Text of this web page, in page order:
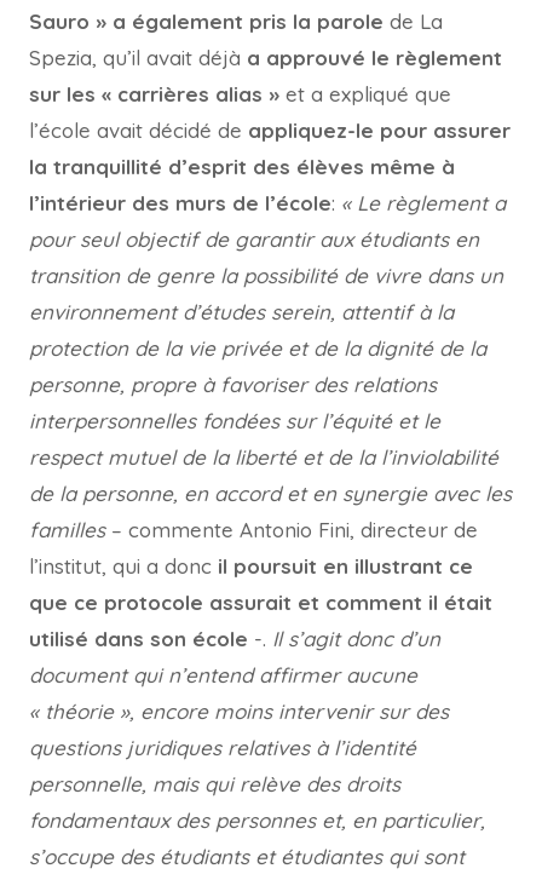
Sauro » a également pris la parole de La
Spezia, qu’il avait déjà a approuvé le règlement
sur les « carrières alias » et a expliqué que
l’école avait décidé de appliquez-le pour assurer
la tranquillité d’esprit des élèves même à
l’intérieur des murs de l’école: « Le règlement a
pour seul objectif de garantir aux étudiants en
transition de genre la possibilité de vivre dans un
environnement d’études serein, attentif à la
protection de la vie privée et de la dignité de la
personne, propre à favoriser des relations
interpersonnelles fondées sur l’équité et le
respect mutuel de la liberté et de la l’inviolabilité
de la personne, en accord et en synergie avec les
familles– commente Antonio Fini, directeur de
l’institut, qui a donc il poursuit en illustrant ce
que ce protocole assurait et comment il était
utilisé dans son école -. Il s’agit donc d’un
document qui n’entend affirmer aucune
« théorie », encore moins intervenir sur des
questions juridiques relatives à l’identité
personnelle, mais qui relève des droits
fondamentaux des personnes et, en particulier,
s’occupe des étudiants et étudiantes qui sont